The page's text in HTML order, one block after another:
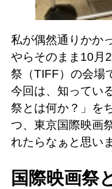
私が偶然通りかか
やらそのまま10月
祭（TIFF）の会場
今回は、知ってい
祭とは何か？」を
つ、東京国際映画
れたらなぁと思い
国際映画祭